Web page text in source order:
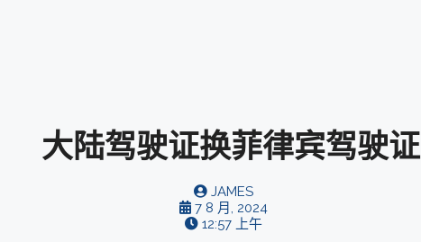
大陆驾驶证换菲律宾驾驶证
JAMES
7 8 月, 2024
12:57 上午